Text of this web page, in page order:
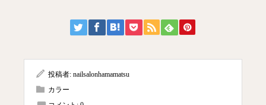
投稿者: nailsalonhamamatsu
カラー